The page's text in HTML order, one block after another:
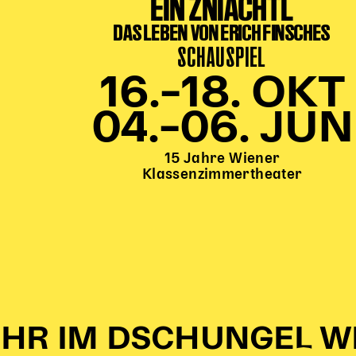
EIN ZNIACHTL
DAS LEBEN VON ERICH FINSCHES
SCHAUSPIEL
16.–18. OKT
04.–06. JUN
15 Jahre Wiener
Klassenzimmertheater
IM DSCHUNGEL